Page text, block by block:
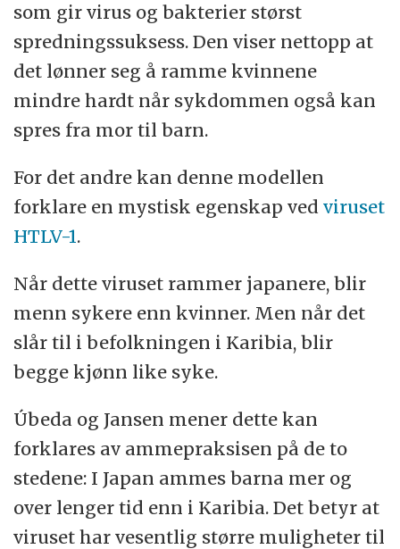
som gir virus og bakterier størst
spredningssuksess. Den viser nettopp at
det lønner seg å ramme kvinnene
mindre hardt når sykdommen også kan
spres fra mor til barn.
For det andre kan denne modellen
forklare en mystisk egenskap vedviruset
HTLV-1.
Når dette viruset rammer japanere, blir
menn sykere enn kvinner. Men når det
slår til i befolkningen i Karibia, blir
begge kjønn like syke.
Úbeda og Jansen mener dette kan
forklares av ammepraksisen på de to
stedene: I Japan ammes barna mer og
over lenger tid enn i Karibia. Det betyr at
viruset har vesentlig større muligheter til